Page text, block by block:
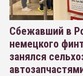
Сбежавший в
немецкого
занялся